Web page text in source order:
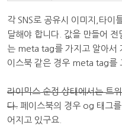
각 SNS로 공유시 이미지,타이
달해야 합니다. 값을 만들어
는 meta tag를 가지고 알아서
이스북 같은 경우 meta tag를
라이믹스 순정 상태에서는 트
다. 페이스북의 경우 og 태그
어지고 있구요.